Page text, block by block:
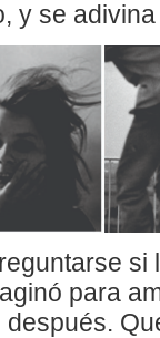
y se
si
para